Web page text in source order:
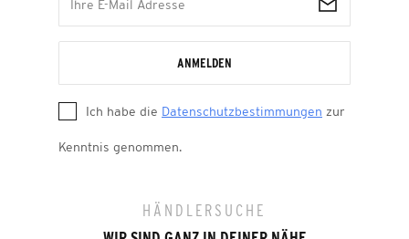
ANMELDEN
Ich habe die Datenschutzbestimmungen zur
Kenntnis genommen.
HÄNDLERSUCHE